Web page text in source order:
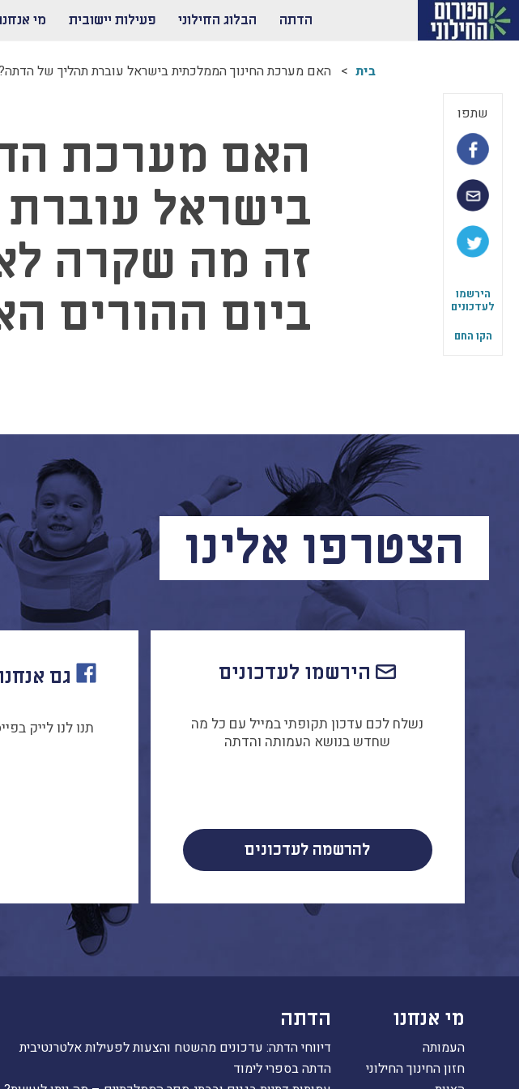
הדתה הבלוג החילוני פעילות יישובית מי
שתפו
הירשמו
לעדכונים
הקו החם
בית האם מערכת החינוך הממלכתית בישראל עוברת תהליך של
האם מערכת
בישראל
זה מה שקרה
ביום ההורים
הצטרפו אלינו
הירשמו לעדכונים
נשלח לכם עדכון תקופתי במייל עם כל מה
שחדש בנושא העמותה והדתה
להרשמה לעדכונים
גם
תנו לנו לייק
מי אנחנו
העמותה
חזון החינוך החילוני
הדתה
דיווחי הדתה: עדכונים מהשטח והצעות לפעילות אלטרנטיבית
הדתה בספרי לימוד